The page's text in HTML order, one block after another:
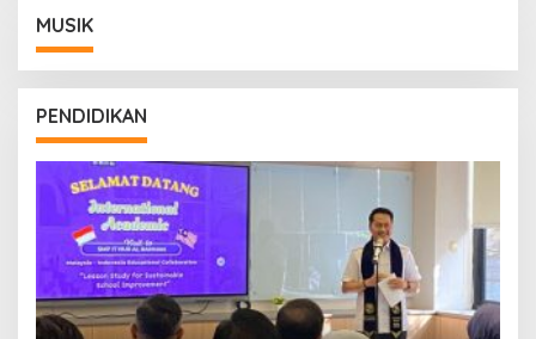
MUSIK
PENDIDIKAN